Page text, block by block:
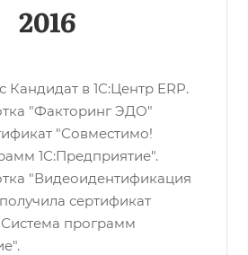
2016
Кандидат в 1С:Центр ERP.
"Факторинг ЭДО"
"Совместимо!
1С:Предприятие".
"Видеоидентификация
сертификат
программ